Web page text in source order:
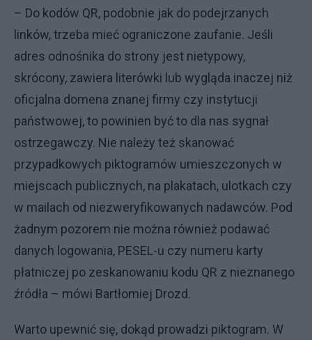
– Do kodów QR, podobnie jak do podejrzanych
linków, trzeba mieć ograniczone zaufanie. Jeśli
adres odnośnika do strony jest nietypowy,
skrócony, zawiera literówki lub wygląda inaczej niż
oficjalna domena znanej firmy czy instytucji
państwowej, to powinien być to dla nas sygnał
ostrzegawczy. Nie należy też skanować
przypadkowych piktogramów umieszczonych w
miejscach publicznych, na plakatach, ulotkach czy
w mailach od niezweryfikowanych nadawców. Pod
żadnym pozorem nie można również podawać
danych logowania, PESEL-u czy numeru karty
płatniczej po zeskanowaniu kodu QR z nieznanego
źródła – mówi Bartłomiej Drozd.
Warto upewnić się, dokąd prowadzi piktogram. W